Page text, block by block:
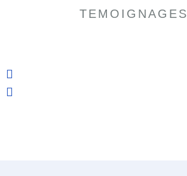
TEMOIGNAGES